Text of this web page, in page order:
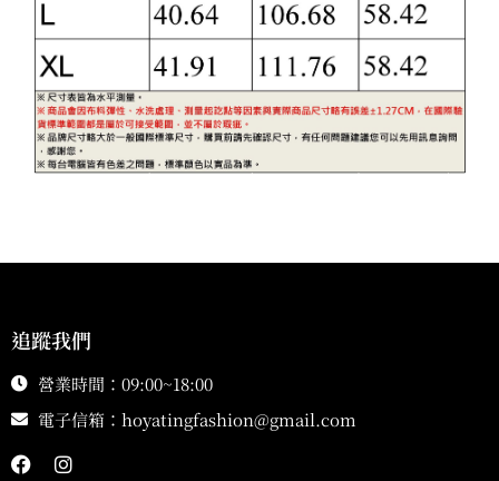
追蹤我們
營業時間：09:00~18:00
電子信箱： hoyatingfashion@gmail.com